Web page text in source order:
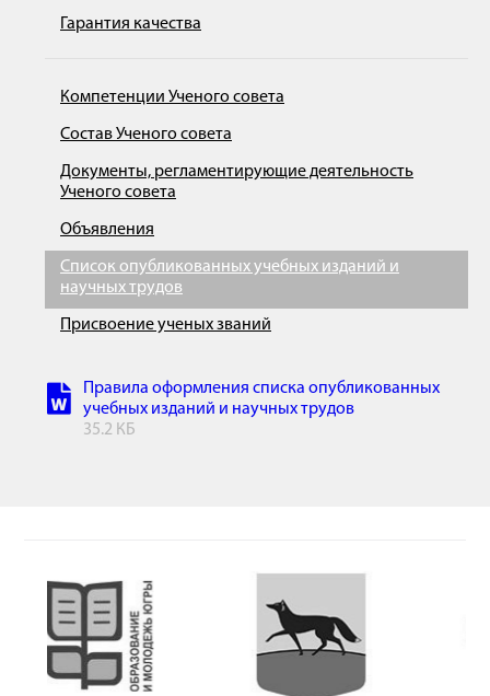
Гарантия качества
Компетенции Ученого совета
Состав Ученого совета
Документы, регламентирующие деятельность
Ученого совета
Объявления
Список опубликованных учебных изданий и
научных трудов
Присвоение ученых званий
Правила оформления списка опубликованных
учебных изданий и научных трудов
35.2 КБ